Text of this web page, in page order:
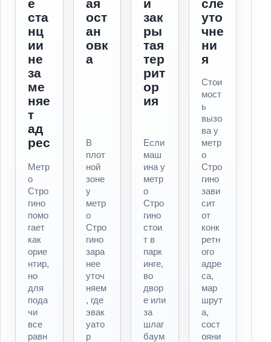
е
ста
нц
ии
не
за
ме
няе
т
ад
рес
Метр
о
Стро
гино
помо
гает
как
орие
нтир,
но
для
пода
чи
все
равн
ая
ост
ан
овк
а
В
плот
ной
зоне
у
метр
о
Стро
гино
зара
нее
уточ
няем
, где
эвак
уато
р
и
зак
ры
тая
тер
рит
ор
ия
Если
маш
ина у
метр
о
Стро
гино
стои
т в
парк
инге,
во
двор
е или
за
шлаг
баум
сле
уто
чне
ни
я
Стои
мост
ь
вызо
ва у
метр
о
Стро
гино
зави
сит
от
конк
ретн
ого
адре
са,
мар
шрут
а,
сост
ояни